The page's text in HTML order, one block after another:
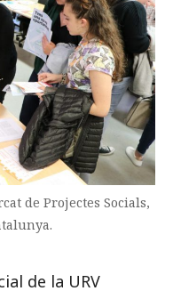
de Projectes Socials,
de la URV